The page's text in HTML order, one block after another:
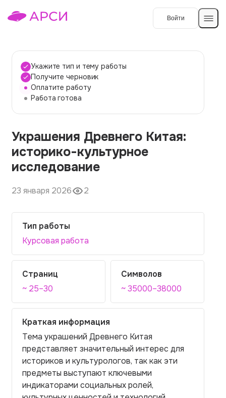
Войти
Темы работ
О сервисе
О компании
Наши гарантии
Вопросы и ответы
Контакты
Укажите тип и тему работы
Получите черновик
Оплатите работу
Работа готова
Украшения Древнего Китая:
историко-культурное
исследование
23 января 2026 2
Тип работы
Курсовая работа
Страниц
~ 25–30
Символов
~ 35000–38000
Краткая информация
Тема украшений Древнего Китая
представляет значительный интерес для
историков и культурологов, так как эти
предметы выступают ключевыми
индикаторами социальных ролей,